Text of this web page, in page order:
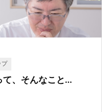
プ
て、そんなこと…